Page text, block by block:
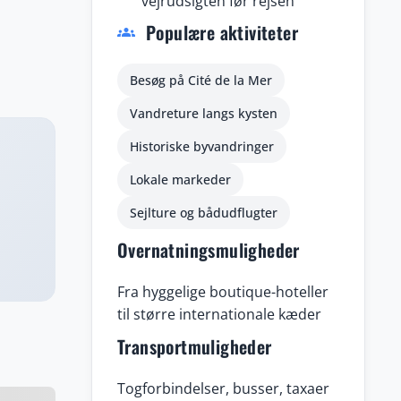
og
til at
groups Populære aktiviteter
Besøg på Cité de la Mer
Vandreture langs kysten
Historiske byvandringer
Lokale markeder
Sejlture og bådudflugter
Overnatningsmuligheder
Fra hyggelige boutique-hoteller
til større internationale kæder
Transportmuligheder
Togforbindelser, busser, taxaer